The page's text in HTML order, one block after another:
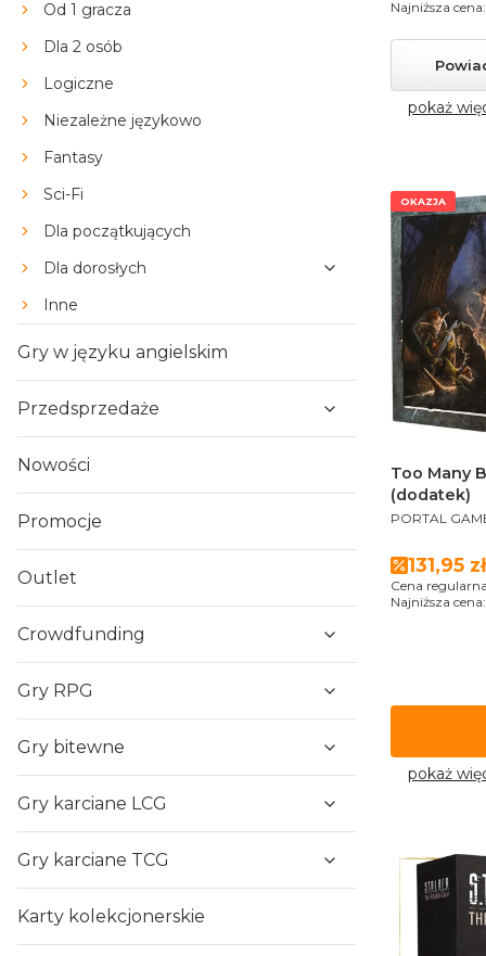
Od 1 gracza
Dla 2 osób
Logiczne
Niezależne językowo
Fantasy
Sci-Fi
Dla początkujących
Dla dorosłych
Inne
Gry w języku angielskim
Przedsprzedaże
Nowości
Promocje
Outlet
Crowdfunding
Gry RPG
Gry bitewne
Gry karciane LCG
Gry karciane TCG
Karty kolekcjonerskie
Najniższa cena:
pokaż
OKAZJA
Too Many
(dodatek)
PRODUCENT
PORTAL
Cena
131,95 zł
Cena
Najniższa cena:
pokaż